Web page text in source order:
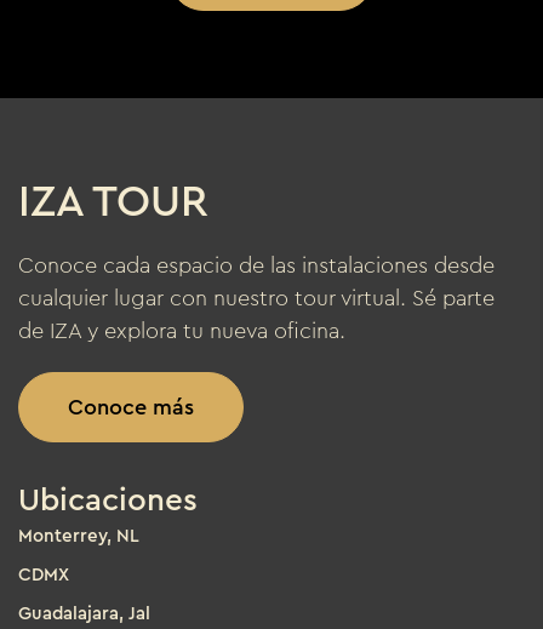
IZA TOUR
Conoce cada espacio de las instalaciones desde
cualquier lugar con nuestro tour virtual. Sé parte
de IZA y explora tu nueva oficina.
Conoce más
Ubicaciones
Monterrey, NL
CDMX
Guadalajara, Jal